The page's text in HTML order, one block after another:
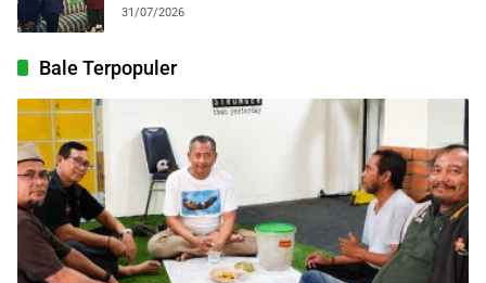
31/07/2026
Bale Terpopuler